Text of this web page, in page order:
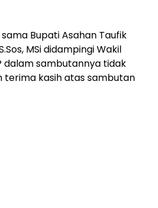
Bupati Asahan Taufik
MSi didampingi Wakil
dalam sambutannya tidak
terima kasih atas sambutan